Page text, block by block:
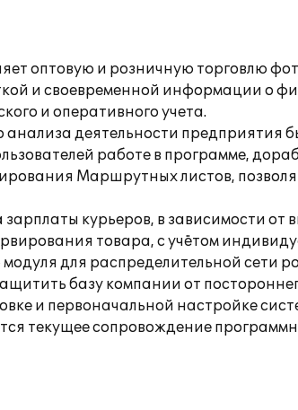
оптовую и розничную торговлю
и своевременной информации о
и оперативного учета.
деятельности предприятия
работе в программе,
Маршрутных листов,
зарплаты курьеров, в зависимости от
товара, с учётом
для распределительной сети
базу компании от
и первоначальной настройке
текущее сопровождение